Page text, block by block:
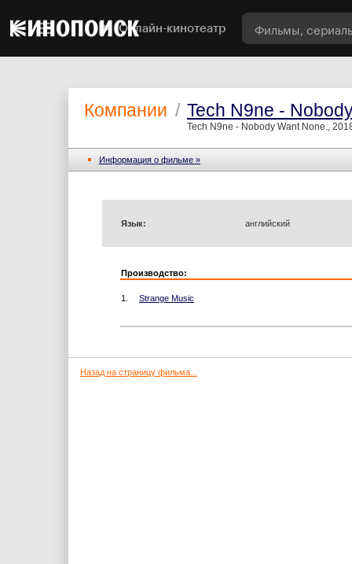
Онлайн-кинотеатр
Компании / Tech N9ne -
Tech N9ne - Nobody Want None.,
Информация o фильме »
Язык: английский
Производство:
1. Strange Music
Назад на страницу фильма...